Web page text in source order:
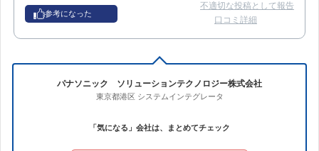
参考になった
不適切な投稿として報告
口コミ詳細
パナソニック ソリューションテクノロジー株式会社
東京都港区 システムインテグレータ
「気になる」会社は、まとめてチェック